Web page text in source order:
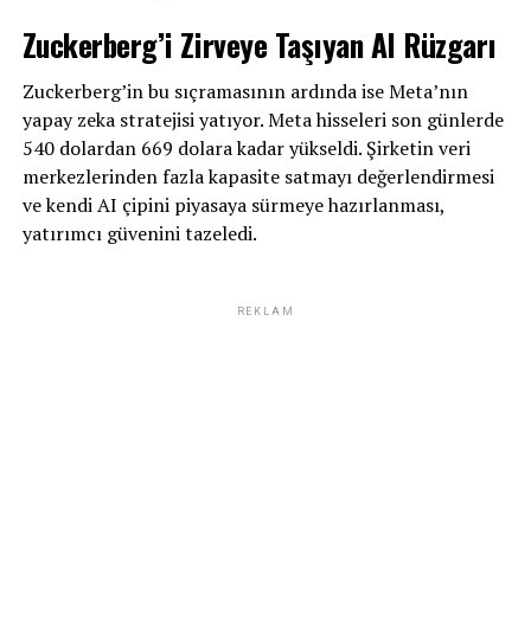
Zuckerberg’i Zirveye Taşıyan AI Rüzgarı
Zuckerberg’in bu sıçramasının ardında ise Meta’nın
yapay zeka stratejisi yatıyor. Meta hisseleri son günlerde
540 dolardan 669 dolara kadar yükseldi. Şirketin veri
merkezlerinden fazla kapasite satmayı değerlendirmesi
ve kendi AI çipini piyasaya sürmeye hazırlanması,
yatırımcı güvenini tazeledi.
REKLAM